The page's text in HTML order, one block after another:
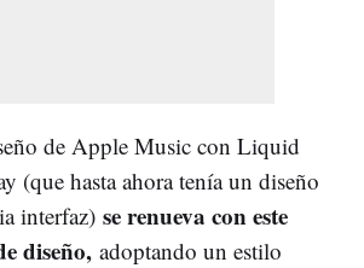
de Apple Music con Liquid
(que hasta ahora tenía un diseño
interfaz) se renueva con este
diseño, adoptando un estilo